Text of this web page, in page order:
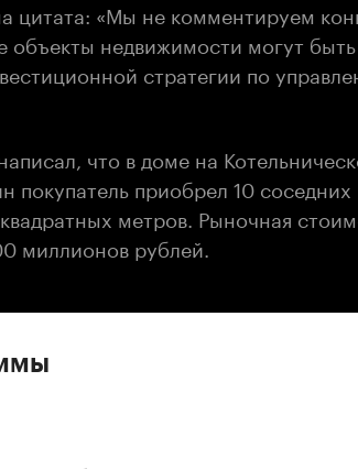
цитата: «Мы не комментируем
объекты недвижимости могут
стратегии по
что в доме на
покупатель приобрел 10 соседних
метров. Рыночная
миллионов рублей.